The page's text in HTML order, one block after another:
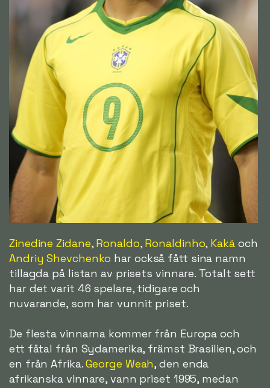
Zinedine Zidane, Ronaldo, Ronaldinho, Kakáoch
Andriy Shevchenko har också fått sina namn
tillagda på listan av prisets vinnare. Totalt sett
har det varit 46 spelare, tidigare och
nuvarande, som har vunnit priset.
De flesta vinnarna kommer från Europa och
ett fåtal från Sydamerika, främst Brasilien, och
en från Afrika.George Weah, den enda
afrikanska vinnare, vann priset 1995, medan